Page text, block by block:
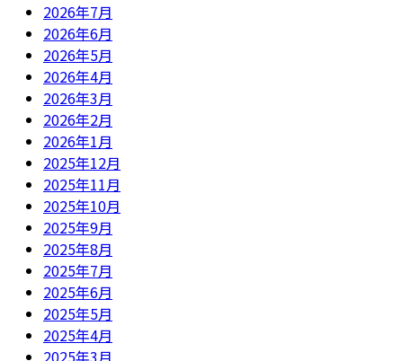
2026年7月
2026年6月
2026年5月
2026年4月
2026年3月
2026年2月
2026年1月
2025年12月
2025年11月
2025年10月
2025年9月
2025年8月
2025年7月
2025年6月
2025年5月
2025年4月
2025年3月